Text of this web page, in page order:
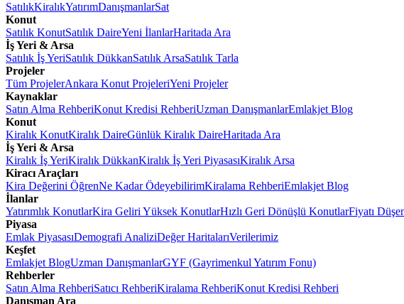
SatılıkKiralıkYatırımDanışmanlarSat
Konut
Satılık KonutSatılık DaireYeni İlanlarHaritada Ara
İş Yeri & Arsa
Satılık İş YeriSatılık DükkanSatılık ArsaSatılık Tarla
Projeler
Tüm ProjelerAnkara Konut ProjeleriYeni Projeler
Kaynaklar
Satın Alma RehberiKonut Kredisi RehberiUzman DanışmanlarEmlakjet Blog
Konut
Kiralık KonutKiralık DaireGünlük Kiralık DaireHaritada Ara
İş Yeri & Arsa
Kiralık İş YeriKiralık DükkanKiralık İş Yeri PiyasasıKiralık Arsa
Kiracı Araçları
Kira Değerini ÖğrenNe Kadar ÖdeyebilirimKiralama RehberiEmlakjet Blog
İlanlar
Yatırımlık KonutlarKira Geliri Yüksek KonutlarHızlı Geri Dönüşlü KonutlarFiyatı
Piyasa
Emlak PiyasasıDemografi AnaliziDeğer HaritalarıVerilerimiz
Keşfet
Emlakjet BlogUzman DanışmanlarGYF (Gayrimenkul Yatırım Fonu)
Rehberler
Satın Alma RehberiSatıcı RehberiKiralama RehberiKonut Kredisi Rehberi
Danışman Ara